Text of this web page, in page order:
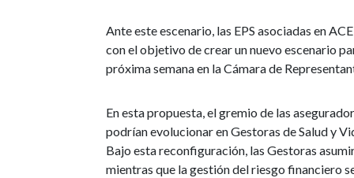
Ante este escenario, las EPS asociadas en
con el objetivo de crear un nuevo escenario
próxima semana en la Cámara de
En esta propuesta, el gremio de las
podrían evolucionar en Gestoras de Salud y
Bajo esta reconfiguración, las Gestoras
mientras que la gestión del riesgo financiero